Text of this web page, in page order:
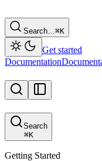
Search…⌘K
Get started
Documentation
Search
⌘K
Getting Started